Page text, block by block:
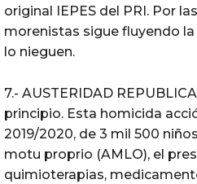
original IEPES del PRI. Por
morenistas sigue fluyendo
lo nieguen.
7.- AUSTERIDAD
principio. Esta homicida
2019/2020, de 3 mil 500
motu proprio (AMLO), el
quimioterapias,